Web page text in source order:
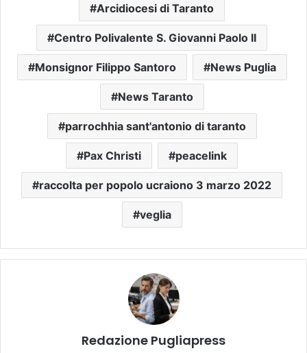
Arcidiocesi di Taranto
Centro Polivalente S. Giovanni Paolo II
Monsignor Filippo Santoro News Puglia
News Taranto
parrochhia sant'antonio di taranto
Pax Christi peacelink
raccolta per popolo ucraiono 3 marzo 2022
veglia
Redazione Pugliapress